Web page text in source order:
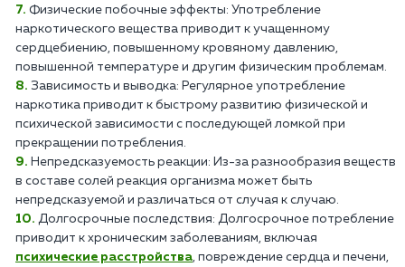
Физические побочные эффекты: Употребление
наркотического вещества приводит к учащенному
сердцебиению, повышенному кровяному давлению,
повышенной температуре и другим физическим проблемам.
Зависимость и выводка: Регулярное употребление
наркотика приводит к быстрому развитию физической и
психической зависимости с последующей ломкой при
прекращении потребления.
Непредсказуемость реакции: Из-за разнообразия веществ
в составе солей реакция организма может быть
непредсказуемой и различаться от случая к случаю.
Долгосрочные последствия: Долгосрочное потребление
приводит к хроническим заболеваниям, включая
психические расстройства , повреждение сердца и печени,